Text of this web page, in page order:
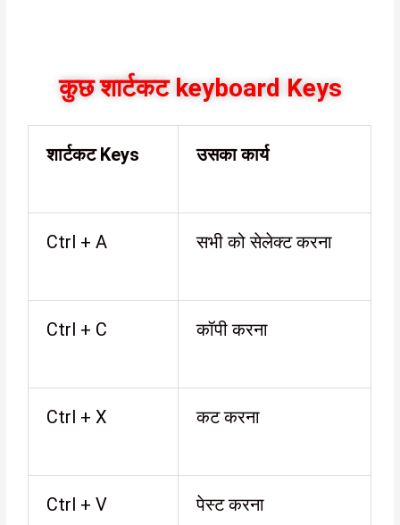
कुछ शार्टकट keyboard Keys
शार्टकटKeys उसका कार्य
Ctrl + A सभी को सेलेक्ट करना
Ctrl + C कॉपी करना
Ctrl + X कट करना
Ctrl + V पेस्ट करना